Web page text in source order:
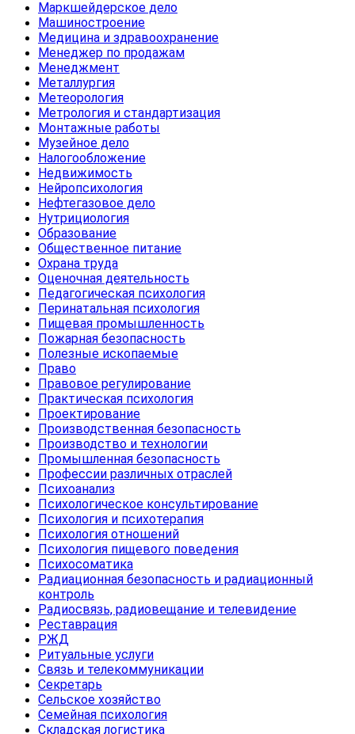
Маркшейдерское дело
Машиностроение
Медицина и здравоохранение
Менеджер по продажам
Менеджмент
Металлургия
Метеорология
Метрология и стандартизация
Монтажные работы
Музейное дело
Налогообложение
Недвижимость
Нейропсихология
Нефтегазовое дело
Нутрициология
Образование
Общественное питание
Охрана труда
Оценочная деятельность
Педагогическая психология
Перинатальная психология
Пищевая промышленность
Пожарная безопасность
Полезные ископаемые
Право
Правовое регулирование
Практическая психология
Проектирование
Производственная безопасность
Производство и технологии
Промышленная безопасность
Профессии различных отраслей
Психоанализ
Психологическое консультирование
Психология и психотерапия
Психология отношений
Психология пищевого поведения
Психосоматика
Радиационная безопасность и радиационный
контроль
Радиосвязь, радиовещание и телевидение
Реставрация
РЖД
Ритуальные услуги
Связь и телекоммуникации
Секретарь
Сельское хозяйство
Семейная психология
Складская логистика